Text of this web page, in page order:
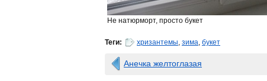
Не натюрморт, просто букет
Теги: хризантемы, зима, букет
Анечка желтоглазая